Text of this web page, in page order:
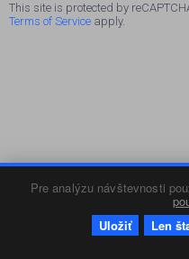
Pre analýzu návštevnosti
Uložiť
Len
This site is protected by
Terms of Service apply.